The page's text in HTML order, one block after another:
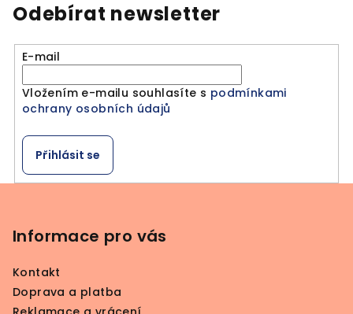
Odebírat newsletter
E-mail
Vložením e-mailu souhlasíte s podmínkami
ochrany osobních údajů
Přihlásit se
Informace pro vás
Kontakt
Doprava a platba